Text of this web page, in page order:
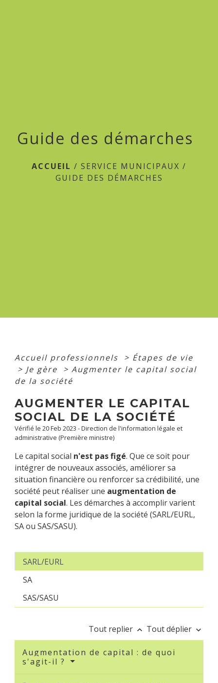
Guide des démarches
ACCUEIL / SERVICE MUNICIPAUX /
GUIDE DES DÉMARCHES
Accueil professionnels > Étapes de vie
> Je gère > Augmenter le capital social
de la société
AUGMENTER LE CAPITAL
SOCIAL DE LA SOCIÉTÉ
Vérifié le 20 Feb 2023 - Direction de l'information légale et
administrative (Première ministre)
Le capital social n'est pas figé. Que ce soit pour
intégrer de nouveaux associés, améliorer sa
situation financière ou renforcer sa crédibilité, une
société peut réaliser une augmentation de
capital social. Les démarches à accomplir varient
selon la forme juridique de la société (SARL/EURL,
SA ou SAS/SASU).
SARL/EURL
SA
SAS/SASU
Tout replier keyboard_arrow_up Tout déplier keyboard_arrow_down
Augmentation de capital : de quoi
s'agit-il ?